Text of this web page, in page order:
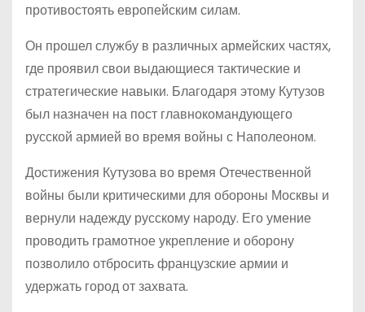
противостоять европейским силам.
Он прошел службу в различных армейских частях,
где проявил свои выдающиеся тактические и
стратегические навыки. Благодаря этому Кутузов
был назначен на пост главнокомандующего
русской армией во время войны с Наполеоном.
Достижения Кутузова во время Отечественной
войны были критическими для обороны Москвы и
вернули надежду русскому народу. Его умение
проводить грамотное укрепление и оборону
позволило отбросить французские армии и
удержать город от захвата.